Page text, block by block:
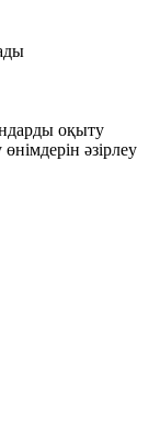
оқыту
әзірлеу